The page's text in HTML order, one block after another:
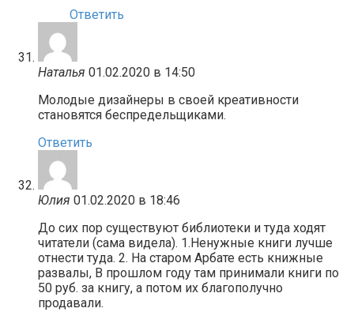
Ответить
Наталья 01.02.2020 в 14:50
Молодые дизайнеры в своей креативности
становятся беспредельщиками.
Ответить
Юлия 01.02.2020 в 18:46
До сих пор существуют библиотеки и туда ходят
читатели (сама видела). 1.Ненужные книги лучше
отнести туда. 2. На старом Арбате есть книжные
развалы, В прошлом году там принимали книги по
50 руб. за книгу, а потом их благополучно
продавали.